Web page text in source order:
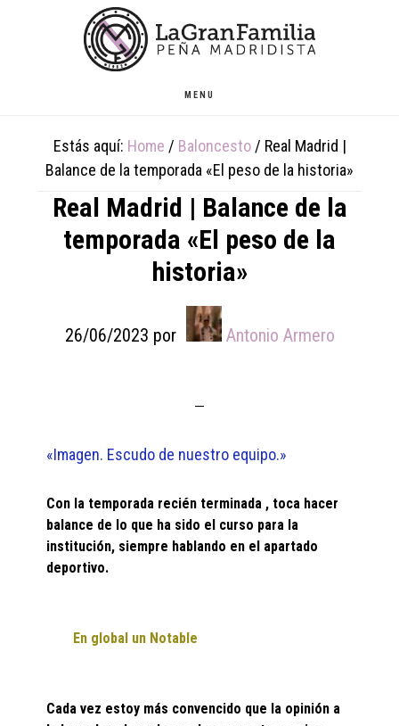
MENU
Estás aquí: Home / Baloncesto / Real Madrid |
Balance de la temporada «El peso de la historia»
Real Madrid | Balance de la
temporada «El peso de la
historia»
26/06/2023 por Antonio Armero
«Imagen. Escudo de nuestro equipo.»
Con la temporada recién terminada , toca hacer
balance de lo que ha sido el curso para la
institución, siempre hablando en el apartado
deportivo.
En global un Notable
Cada vez estoy más convencido que la opinión a